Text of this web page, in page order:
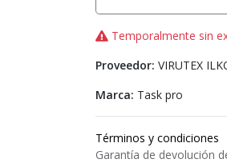
Temporalmente sin
Proveedor: VIRUTEX
Marca: Task pro
Términos y condiciones
Garantía de devolución